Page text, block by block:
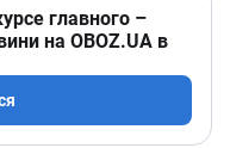
главного –
на OBOZ.UA в